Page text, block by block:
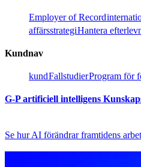
Employer of Record​​
affärsstrategi​​Hantera
Kundnav​​
kund​​Fallstudier​​Program för
G-P artificiell intelligens
Se hur AI förändrar framtidens